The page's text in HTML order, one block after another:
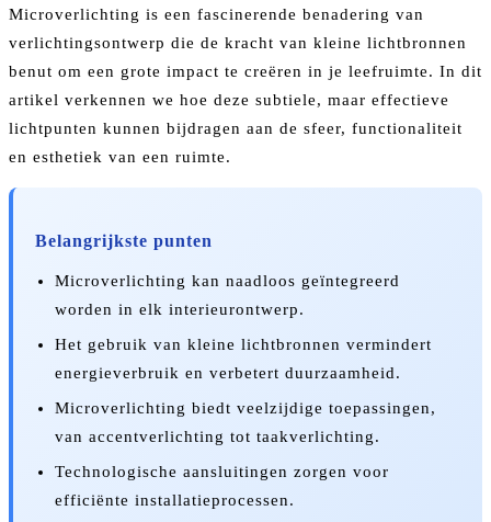
Microverlichting is een fascinerende benadering van
verlichtingsontwerp die de kracht van kleine lichtbronnen
benut om een grote impact te creëren in je leefruimte. In dit
artikel verkennen we hoe deze subtiele, maar effectieve
lichtpunten kunnen bijdragen aan de sfeer, functionaliteit
en esthetiek van een ruimte.
Belangrijkste punten
Microverlichting kan naadloos geïntegreerd
worden in elk interieurontwerp.
Het gebruik van kleine lichtbronnen vermindert
energieverbruik en verbetert duurzaamheid.
Microverlichting biedt veelzijdige toepassingen,
van accentverlichting tot taakverlichting.
Technologische aansluitingen zorgen voor
efficiënte installatieprocessen.